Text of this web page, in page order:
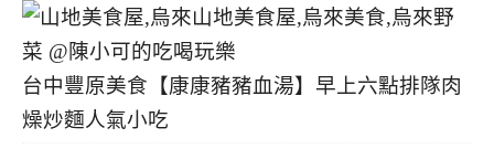
台中豐原美食【康康豬豬血湯】早上六點排隊肉
燥炒麵人氣小吃